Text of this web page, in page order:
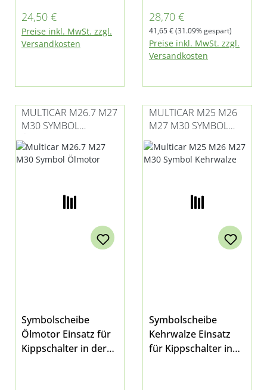
dem Gummiband an
den Haken der
Bordwände befestigt
Maschenweite:
20x20cm Farbe: grün
Regulärer Preis:
24,50 €
Preise inkl. MwSt. zzgl.
Versandkosten
M26 - alle Modelle
und Tremo
Verkaufspreis:
28,70 €
Regulärer Preis:
41,65 €(31.09% gespart)
Preise inkl. MwSt. zzgl.
Versandkosten
MULTICAR M26.7 M27
M30 SYMBOL
ÖLMOTOR
Symbolscheibe
Ölmotor Einsatz für
Kippschalter in der
MULTICAR M25 M26
M27 M30 SYMBOL
KEHRWALZE
Symbolscheibe
Kehrwalze Einsatz
für Kippschalter in